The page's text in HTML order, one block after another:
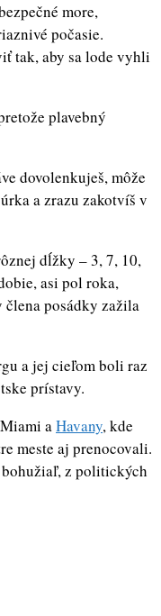
more,
počasie.
tak, aby sa lode vyhli
plavebný
dovolenkuješ, môže
a zrazu zakotvíš v
dĺžky – 3, 7, 10,
asi pol roka,
člena posádky zažila
a jej cieľom boli raz
prístavy.
aHavany, kde
meste aj prenocovali.
z politických